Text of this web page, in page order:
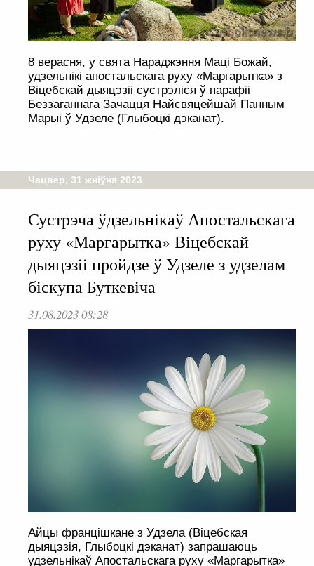
8 верасня, у свята Нараджэння Маці Божай,
удзельнікі апостальскага руху «Маргарытка» з
Віцебскай дыяцэзіі сустрэліся ў парафіі
Беззаганнага Зачацця Найсвяцейшай Панным
Марыі ў Удзеле (Глыбоцкі дэканат).
Чацвер, 31 жніўня 2023
Сустрэча ўдзельнікаў Апостальскага
руху «Маргарытка» Віцебскай
дыяцэзіі пройдзе ў Удзеле з удзелам
біскупа Буткевіча
31.08.2023 08:28
Айцы францішкане з Удзела (Віцебская
дыяцэзія, Глыбоцкі дэканат) запрашаюць
удзельнікаў Апостальскага руху «Маргарытка»